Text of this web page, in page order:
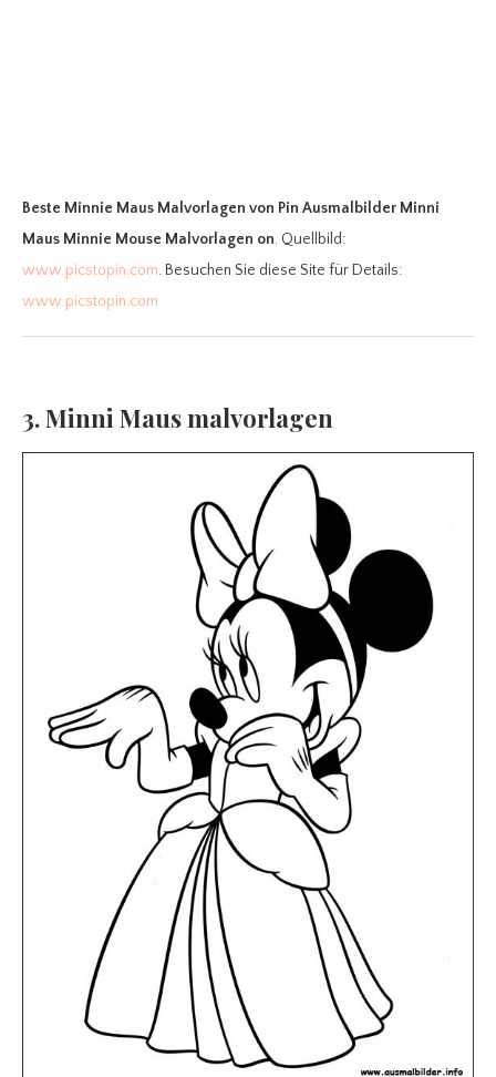
Beste Minnie Maus Malvorlagen von Pin Ausmalbilder Minni
Maus Minnie Mouse Malvorlagen on. Quellbild:
www.picstopin.com. Besuchen Sie diese Site für Details:
www.picstopin.com
3. Minni Maus malvorlagen